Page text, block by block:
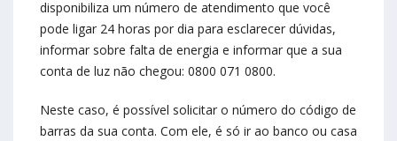
disponibiliza um número de atendimento que você
pode ligar 24 horas por dia para esclarecer dúvidas,
informar sobre falta de energia e informar que a sua
conta de luz não chegou: 0800 071 0800.
Neste caso, é possível solicitar o número do código de
barras da sua conta. Com ele, é só ir ao banco ou casa